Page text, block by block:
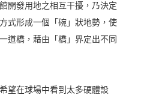
開發用地之相互干擾，乃決定
式形成一個「碗」狀地勢，使
道橋，藉由「橋」界定出不同
望在球場中看到太多硬體設